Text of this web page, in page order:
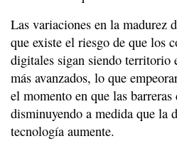
Las variaciones en la madurez
que existe el riesgo de que los
digitales sigan siendo territorio
más avanzados, lo que
el momento en que las
disminuyendo a medida que la
tecnología aumente.